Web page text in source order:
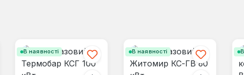
В наявності В наявності